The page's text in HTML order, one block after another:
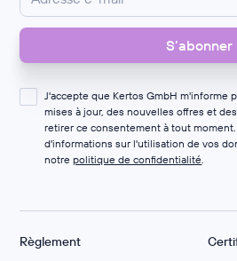
J'accepte que Kertos GmbH m'informe
mises à jour, des nouvelles offres et
retirer ce consentement à tout
d'informations sur l'utilisation de vos
notrepolitique de confidentialité
Règlement